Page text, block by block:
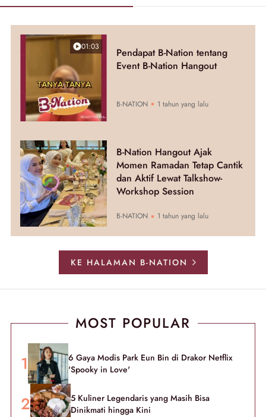
01:03
Pendapat B-Nation tentang
Event B-Nation Hangout
B-NATION 1 tahun yang lalu
B-Nation Hangout Ajak
Momen Ramadan Tetap Cantik
dan Aktif Lewat Talkshow-
Workshop Session
B-NATION 1 tahun yang lalu
KE HALAMAN B-NATION
MOST POPULAR
6 Gaya Modis Park Eun Bin di Drakor Netflix
'Spooky in Love'
5 Kuliner Legendaris yang Masih Bisa
Dinikmati hingga Kini